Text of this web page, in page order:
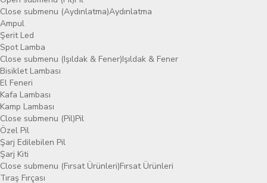
Close submenu (Aydınlatma)Aydınlatma
Ampul
Şerit Led
Spot Lamba
Close submenu (Işıldak & Fener)Işıldak & Fener
Bisiklet Lambası
El Feneri
Kafa Lambası
Kamp Lambası
Close submenu (Pil)Pil
Özel Pil
Şarj Edilebilen Pil
Şarj Kiti
Close submenu (Fırsat Ürünleri)Fırsat Ürünleri
Tıraş Fırçası